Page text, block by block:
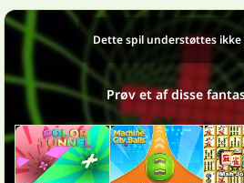
Dette spil understøttes
Prøv et af disse